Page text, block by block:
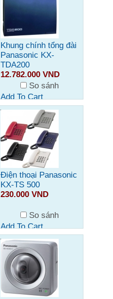
Khung chính tổng đài
Panasonic KX-
TDA200
12.782.000 VND
So sánh
Add To Cart
Điện thoại Panasonic
KX-TS 500
230.000 VND
So sánh
Add To Cart